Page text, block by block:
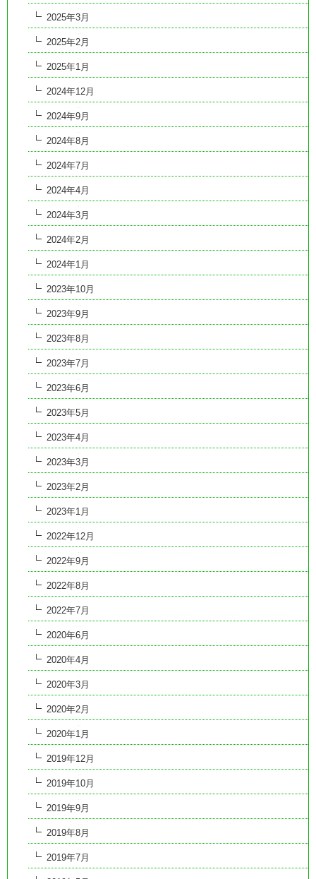
2025年3月
2025年2月
2025年1月
2024年12月
2024年9月
2024年8月
2024年7月
2024年4月
2024年3月
2024年2月
2024年1月
2023年10月
2023年9月
2023年8月
2023年7月
2023年6月
2023年5月
2023年4月
2023年3月
2023年2月
2023年1月
2022年12月
2022年9月
2022年8月
2022年7月
2020年6月
2020年4月
2020年3月
2020年2月
2020年1月
2019年12月
2019年10月
2019年9月
2019年8月
2019年7月